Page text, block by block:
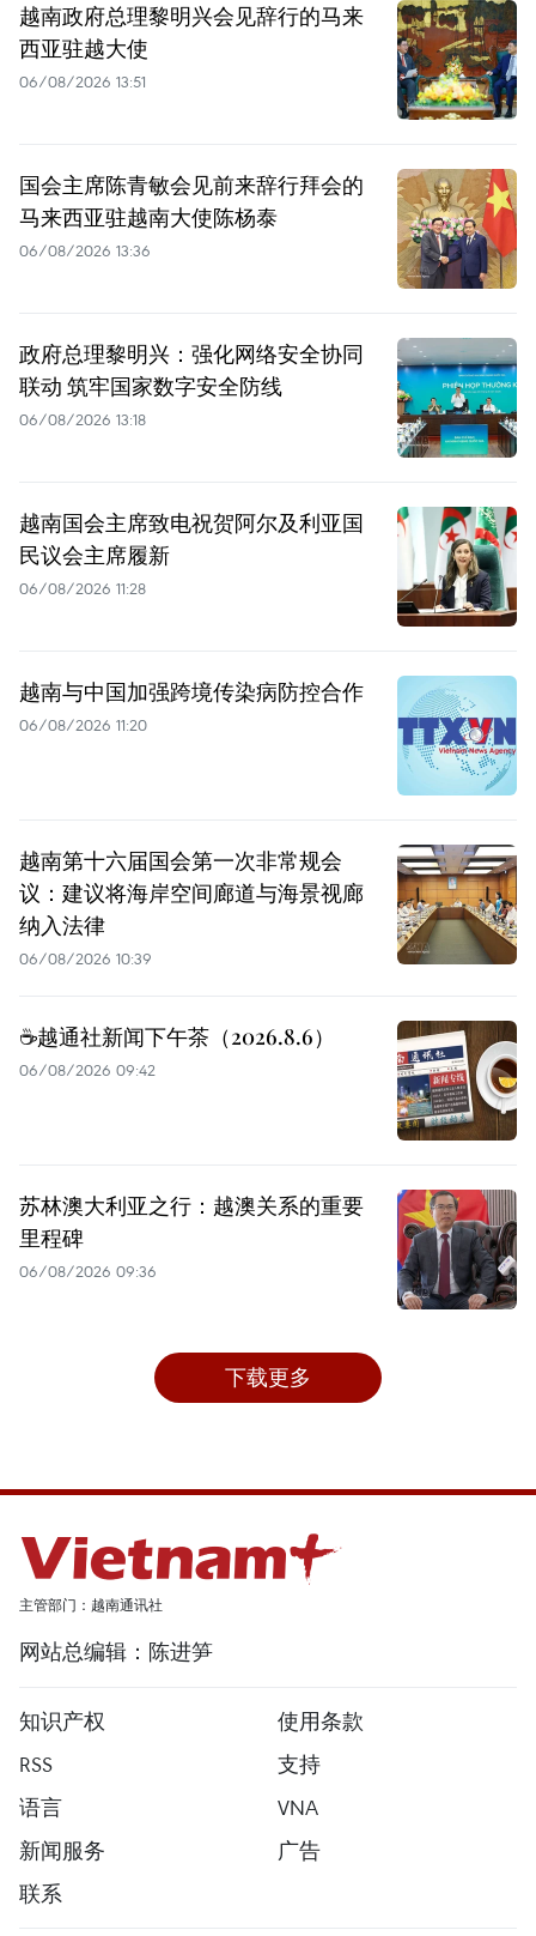
越南政府总理黎明兴会见辞行的马来
西亚驻越大使
06/08/2026 13:51
国会主席陈青敏会见前来辞行拜会的
马来西亚驻越南大使陈杨泰
06/08/2026 13:36
政府总理黎明兴：强化网络安全协同
联动 筑牢国家数字安全防线
06/08/2026 13:18
越南国会主席致电祝贺阿尔及利亚国
民议会主席履新
06/08/2026 11:28
越南与中国加强跨境传染病防控合作
06/08/2026 11:20
越南第十六届国会第一次非常规会
议：建议将海岸空间廊道与海景视廊
纳入法律
06/08/2026 10:39
☕️越通社新闻下午茶（2026.8.6）
06/08/2026 09:42
苏林澳大利亚之行：越澳关系的重要
里程碑
06/08/2026 09:36
下载更多
主管部门：越南通讯社
网站总编辑：陈进笋
知识产权
使用条款
RSS
支持
语言
VNA
新闻服务
广告
联系